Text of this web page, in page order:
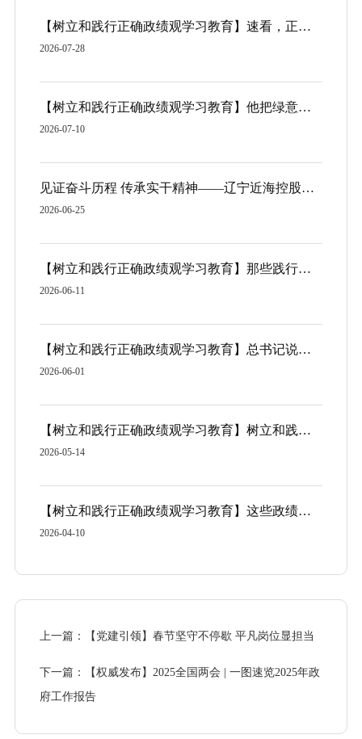
【树立和践行正确政绩观学习教育】速看，正确政绩观践行标尺
2026-07-28
【树立和践行正确政绩观学习教育】他把绿意洒满中国，把政绩种进百姓心间
2026-07-10
见证奋斗历程 传承实干精神——辽宁近海控股集团党委组织党员干部参观中国工业博物馆
2026-06-25
【树立和践行正确政绩观学习教育】那些践行正确政绩观的榜样
2026-06-11
【树立和践行正确政绩观学习教育】总书记说，“我们在这里参与了创业”
2026-06-01
【树立和践行正确政绩观学习教育】树立和践行正确政绩观要做到三个“认认真真、扎扎实实”
2026-05-14
【树立和践行正确政绩观学习教育】这些政绩观错位行为要受哪些党纪处分？
2026-04-10
上一篇：【党建引领】春节坚守不停歇 平凡岗位显担当
下一篇：【权威发布】2025全国两会 | 一图速览2025年政
府工作报告